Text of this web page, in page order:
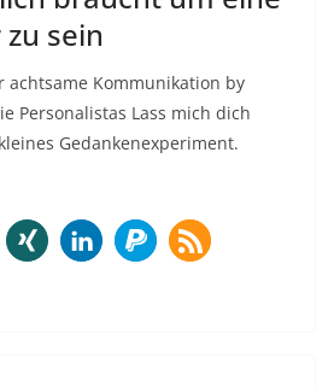
sein
achtsame Kommunikation by
Personalistas Lass mich dich
Gedankenexperiment.